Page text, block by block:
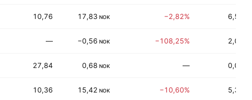
10,76 17,83 NOK −2,82% 6,56%
— −0,56 NOK −108,25% 2,09%
27,84 0,68 NOK — 0,00%
10,36 15,42 NOK −10,60% 5,30%